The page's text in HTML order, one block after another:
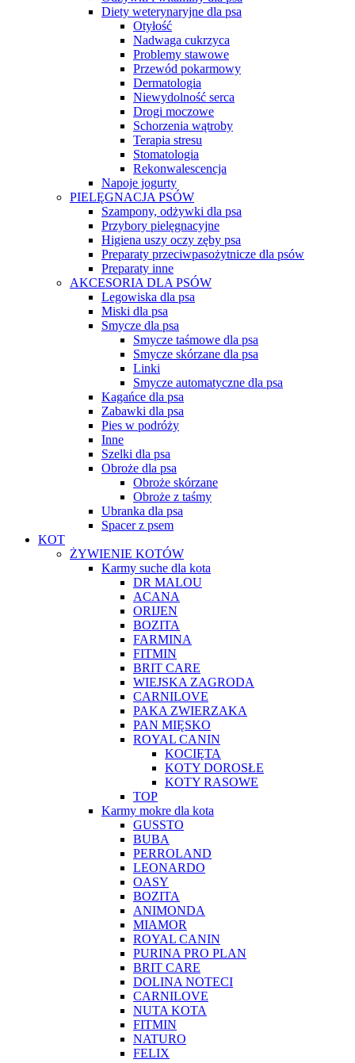
Diety weterynaryjne dla psa
Otyłość
Nadwaga cukrzyca
Problemy stawowe
Przewód pokarmowy
Dermatologia
Niewydolność serca
Drogi moczowe
Schorzenia wątroby
Terapia stresu
Stomatologia
Rekonwalescencja
Napoje jogurty
PIELĘGNACJA PSÓW
Szampony, odżywki dla psa
Przybory pielęgnacyjne
Higiena uszy oczy zęby psa
Preparaty przeciwpasożytnicze dla psów
Preparaty inne
AKCESORIA DLA PSÓW
Legowiska dla psa
Miski dla psa
Smycze dla psa
Smycze taśmowe dla psa
Smycze skórzane dla psa
Linki
Smycze automatyczne dla psa
Kagańce dla psa
Zabawki dla psa
Pies w podróży
Inne
Szelki dla psa
Obroże dla psa
Obroże skórzane
Obroże z taśmy
Ubranka dla psa
Spacer z psem
KOT
ŻYWIENIE KOTÓW
Karmy suche dla kota
DR MALOU
ACANA
ORIJEN
BOZITA
FARMINA
FITMIN
BRIT CARE
WIEJSKA ZAGRODA
CARNILOVE
PAKA ZWIERZAKA
PAN MIĘSKO
ROYAL CANIN
KOCIĘTA
KOTY DOROSŁE
KOTY RASOWE
TOP
Karmy mokre dla kota
GUSSTO
BUBA
PERROLAND
LEONARDO
OASY
BOZITA
ANIMONDA
MIAMOR
ROYAL CANIN
PURINA PRO PLAN
BRIT CARE
DOLINA NOTECI
CARNILOVE
NUTA KOTA
FITMIN
NATURO
FELIX